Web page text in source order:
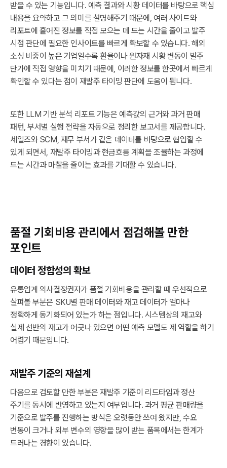
받을 수 있는 기능입니다. 예측 결과와 시황 데이터를 바탕으로 핵심
내용을 요약하고 그 의미를 설명해주기 때문에, 여러 사이트와
리포트에 흩어진 정보를 직접 모으는 데 드는 시간을 줄이고 발주
시점 판단에 필요한 인사이트를 빠르게 확보할 수 있습니다. 해외
소싱 비중이 높은 기업일수록 환율이나 원자재 시황 변동이 발주
단가에 직접 영향을 미치기 때문에, 이러한 정보를 한곳에서 빠르게
확인할 수 있다는 점이 재발주 타이밍 판단에 도움이 됩니다.
또한 LLM 기반 분석 리포트 기능은 예측값의 근거와 과거 판매
패턴, 부서별 실행 전략을 자동으로 정리한 보고서를 제공합니다.
세일즈와 SCM, 재무 부서가 같은 데이터를 바탕으로 협업할 수
있게 되면서, 재발주 타이밍과 현금흐름 계획을 조율하는 과정에
드는 시간과 마찰을 줄이는 효과를 기대할 수 있습니다.
품절 기회비용 관리에서 점검해볼 만한
포인트
데이터 정합성의 확보
유통업계 의사결정권자가 품절 기회비용을 관리할 때 우선적으로
살펴볼 부분은 SKU별 판매 데이터와 재고 데이터가 얼마나
정확하게 동기화되어 있는가 하는 점입니다. 시스템상의 재고와
실제 선반의 재고가 어긋나 있으면 어떤 예측 모델도 제 역할을 하기
어렵기 때문입니다.
재발주 기준의 재설계
다음으로 검토할 만한 부분은 재발주 기준이 리드타임과 정산
주기를 동시에 반영하고 있는지 여부입니다. 과거 평균 판매량을
기준으로 발주를 진행하는 방식은 오랫동안 쓰여 왔지만, 수요
변동이 크거나 외부 변수의 영향을 많이 받는 품목에서는 한계가
드러나는 경향이 있습니다.